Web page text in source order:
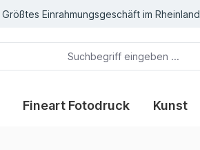
Größtes Einrahmungsgeschäft im Rheinland
Fineart Fotodruck Kunst